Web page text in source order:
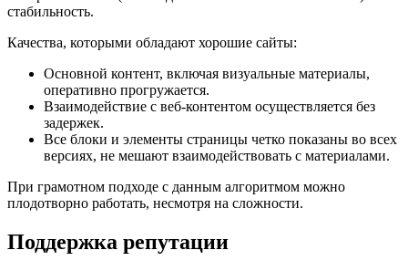
стабильность.
Качества, которыми обладают хорошие сайты:
Основной контент, включая визуальные материалы,
оперативно прогружается.
Взаимодействие с веб-контентом осуществляется без
задержек.
Все блоки и элементы страницы четко показаны во всех
версиях, не мешают взаимодействовать с материалами.
При грамотном подходе с данным алгоритмом можно
плодотворно работать, несмотря на сложности.
Поддержка репутации